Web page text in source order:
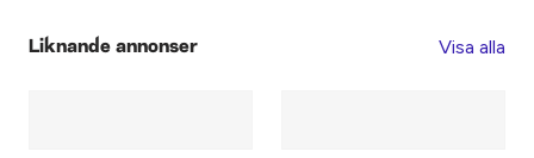
Liknande annonser Visa alla